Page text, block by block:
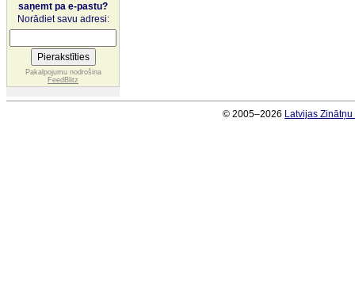
saņemt pa e-pastu?
Norādiet savu adresi:
Pakalpojumu nodrošina
FeedBlitz
© 2005–2026 Latvijas